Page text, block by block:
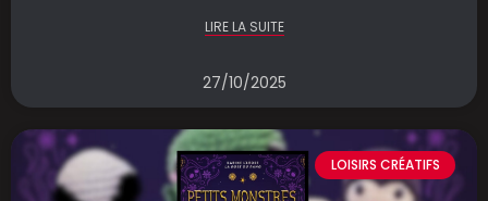
LIRE LA SUITE
27/10/2025
LOISIRS CRÉATIFS